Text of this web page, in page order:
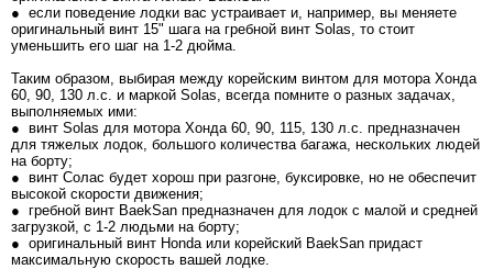
● если поведение лодки вас устраивает и, например, вы меняете
оригинальный винт 15" шага на гребной винт Solas, то стоит
уменьшить его шаг на 1-2 дюйма.
Таким образом, выбирая между корейским винтом для мотора Хонда
60, 90, 130 л.с. и маркой Solas, всегда помните о разных задачах,
выполняемых ими:
● винт Solas для мотора Хонда 60, 90, 115, 130 л.с. предназначен
для тяжелых лодок, большого количества багажа, нескольких людей
на борту;
● винт Солас будет хорош при разгоне, буксировке, но не обеспечит
высокой скорости движения;
● гребной винт BaekSan предназначен для лодок с малой и средней
загрузкой, с 1-2 людьми на борту;
● оригинальный винт Honda или корейский BaekSan придаст
максимальную скорость вашей лодке.